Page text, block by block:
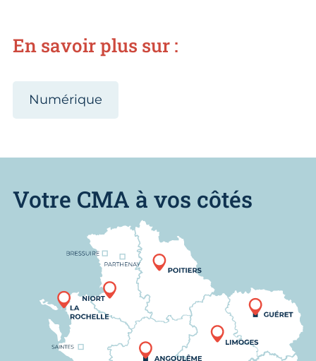
En savoir plus sur :
Numérique
Votre CMA à vos côtés